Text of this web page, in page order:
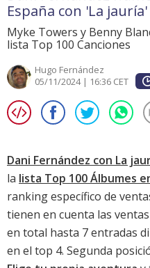
España con 'La jauría'
Myke Towers y Benny
lista Top 100 Canciones
Hugo Fernández
05/11/2024 | 16:36 CET
Dani Fernández con La
la lista Top 100 Álbumes
ranking específico de
tienen en cuenta las
en total hasta 7 entradas
en el top 4. Segunda